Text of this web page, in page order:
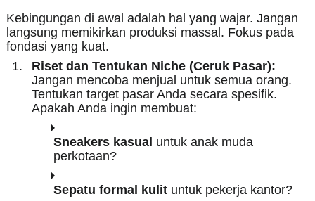
Kebingungan di awal adalah hal yang wajar. Jangan
langsung memikirkan produksi massal. Fokus pada
fondasi yang kuat.
Riset dan Tentukan Niche (Ceruk Pasar):
Jangan mencoba menjual untuk semua orang.
Tentukan target pasar Anda secara spesifik.
Apakah Anda ingin membuat:
Sneakers kasual untuk anak muda
perkotaan?
Sepatu formal kulituntuk pekerja kantor?